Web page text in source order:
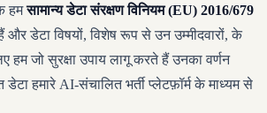
हमसामान्य डेटा संरक्षण विनियम (EU) 2016/679
डेटा विषयों, विशेष रूप से उन उम्मीदवारों, के
हम जो सुरक्षा उपाय लागू करते हैं उनका वर्णन
डेटा हमारे AI-संचालित भर्ती प्लेटफ़ॉर्म के माध्यम से